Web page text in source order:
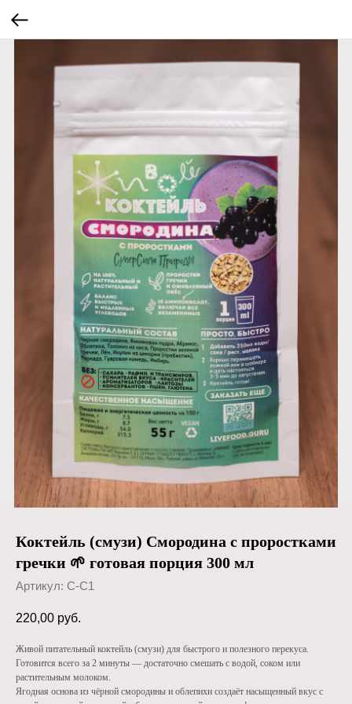
Коктейль (смузи) Смородина с проростками
гречки 🌱 готовая порция 300 мл
Артикул: С-С1
220,00 руб.
Живой питательный коктейль (смузи) для быстрого и полезного перекуса.
Готовится всего за 2 минуты — достаточно смешать с водой, соком или
растительным молоком.
Ягодная основа из чёрной смородины и облепихи создаёт насыщенный вкус с